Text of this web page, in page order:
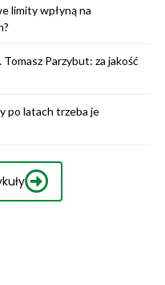
limity wpłyną na
Parzybut: za jakość
po latach trzeba je